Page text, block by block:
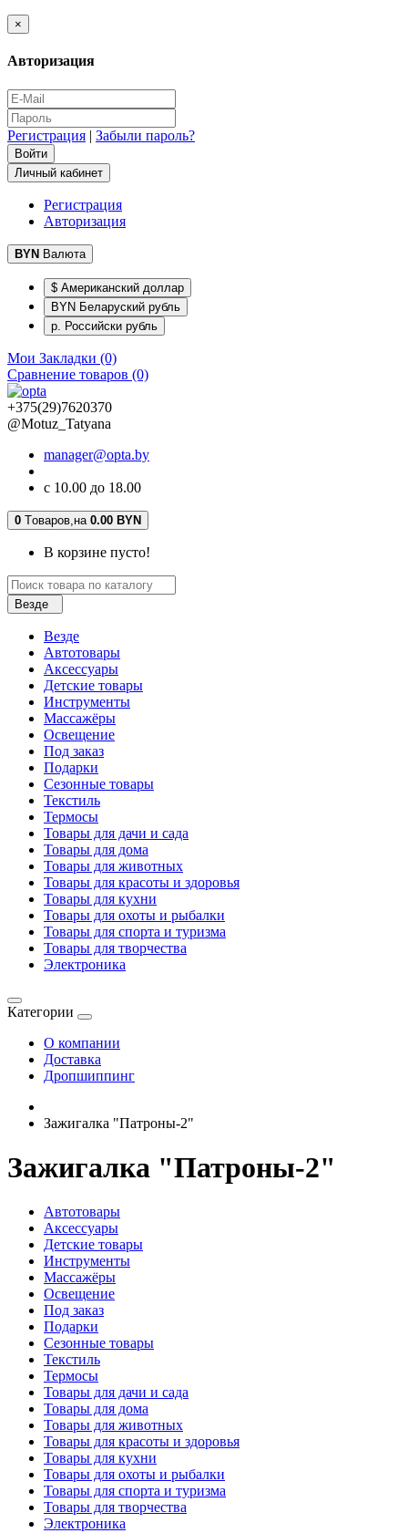
×
Авторизация
Регистрация | Забыли пароль?
Личный кабинет
Регистрация
Авторизация
BYN Валюта
$ Американский доллар
BYN Беларуский рубль
р. Российски рубль
Мои Закладки (0)
Сравнение товаров (0)
+375(29)7620370
@Motuz_Tatyana
manager@opta.by
с 10.00 до 18.00
0 Tоваров, на 0.00 BYN
В корзине пусто!
Везде
Везде
Автотовары
Аксессуары
Детские товары
Инструменты
Массажёры
Освещение
Под заказ
Подарки
Сезонные товары
Текстиль
Термосы
Товары для дачи и сада
Товары для дома
Товары для животных
Товары для красоты и здоровья
Товары для кухни
Товары для охоты и рыбалки
Товары для спорта и туризма
Товары для творчества
Электроника
Категории
О компании
Доставка
Дропшиппинг
Зажигалка "Патроны-2"
Зажигалка "Патроны-2"
Автотовары
Аксессуары
Детские товары
Инструменты
Массажёры
Освещение
Под заказ
Подарки
Сезонные товары
Текстиль
Термосы
Товары для дачи и сада
Товары для дома
Товары для животных
Товары для красоты и здоровья
Товары для кухни
Товары для охоты и рыбалки
Товары для спорта и туризма
Товары для творчества
Электроника